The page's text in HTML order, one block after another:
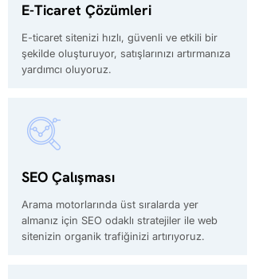
E-Ticaret Çözümleri
E-ticaret sitenizi hızlı, güvenli ve etkili bir
şekilde oluşturuyor, satışlarınızı artırmanıza
yardımcı oluyoruz.
SEO Çalışması
Arama motorlarında üst sıralarda yer
almanız için SEO odaklı stratejiler ile web
sitenizin organik trafiğinizi artırıyoruz.